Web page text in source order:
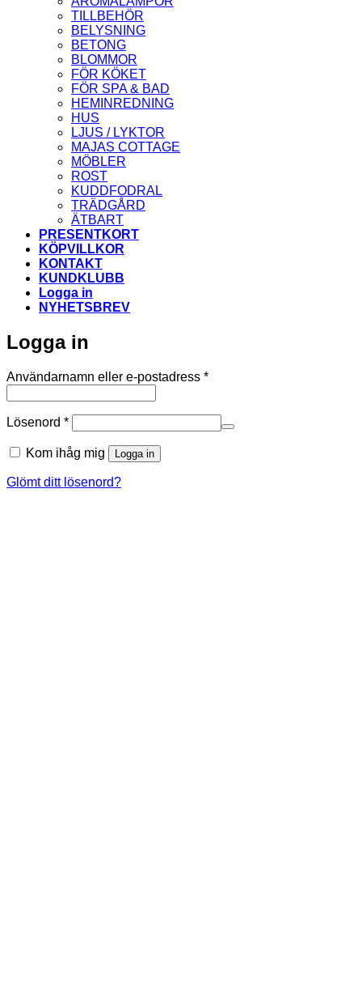
TILLBEHÖR
BELYSNING
BETONG
BLOMMOR
FÖR KÖKET
FÖR SPA & BAD
HEMINREDNING
HUS
LJUS / LYKTOR
MAJAS COTTAGE
MÖBLER
ROST
KUDDFODRAL
TRÄDGÅRD
ÄTBART
PRESENTKORT
KÖPVILLKOR
KONTAKT
KUNDKLUBB
Logga in
NYHETSBREV
Logga in
Användarnamn eller e-postadress *Obligatoriskt
Lösenord *Obligatoriskt
Kom ihåg mig Logga in
Glömt ditt lösenord?